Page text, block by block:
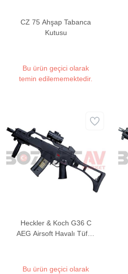
CZ 75 Ahşap Tabanca
Kutusu
Bu ürün geçici olarak
temin edilememektedir.
Heckler & Koch G36 C
AEG Airsoft Havalı Tüfek
Bu ürün geçici olarak